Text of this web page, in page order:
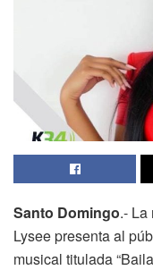
Santo Domingo.-
Lysee presenta al
musical titulada